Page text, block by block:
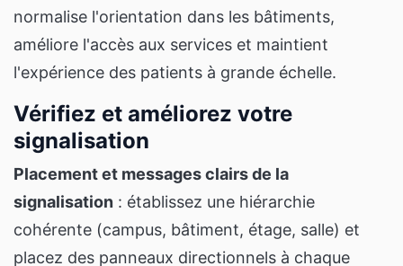
normalise l'orientation dans les bâtiments,
améliore l'accès aux services et maintient
l'expérience des patients à grande échelle.
Vérifiez et améliorez votre
signalisation
Placement et messages clairs de la
signalisation : établissez une hiérarchie
cohérente (campus, bâtiment, étage, salle) et
placez des panneaux directionnels à chaque